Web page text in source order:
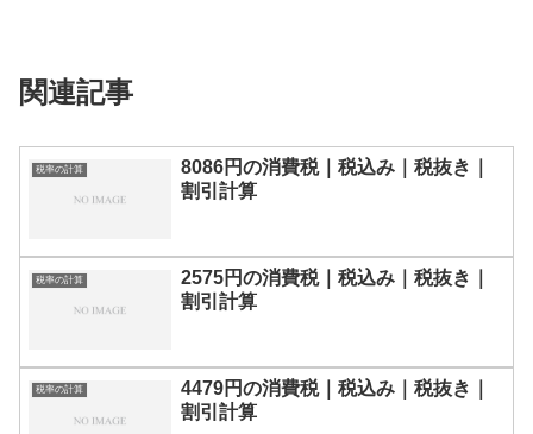
関連記事
税率の計算
8086円の消費税｜税込み｜税抜き｜
割引計算
税率の計算
2575円の消費税｜税込み｜税抜き｜
割引計算
税率の計算
4479円の消費税｜税込み｜税抜き｜
割引計算